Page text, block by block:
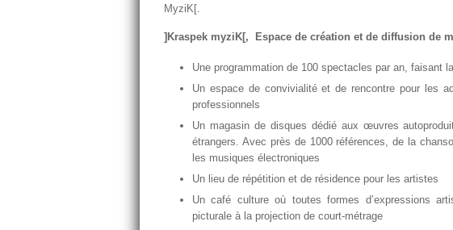
MyziK[.
]Kraspek myziK[, Espace de création et de diffusion de
Une programmation de 100 spectacles par an, faisant
Un espace de convivialité et de rencontre pour les
professionnels
Un magasin de disques dédié aux œuvres
étrangers. Avec près de 1000 références, de la
les musiques électroniques
Un lieu de répétition et de résidence pour les artistes
Un café culture où toutes formes d’expressions
picturale à la projection de court-métrage